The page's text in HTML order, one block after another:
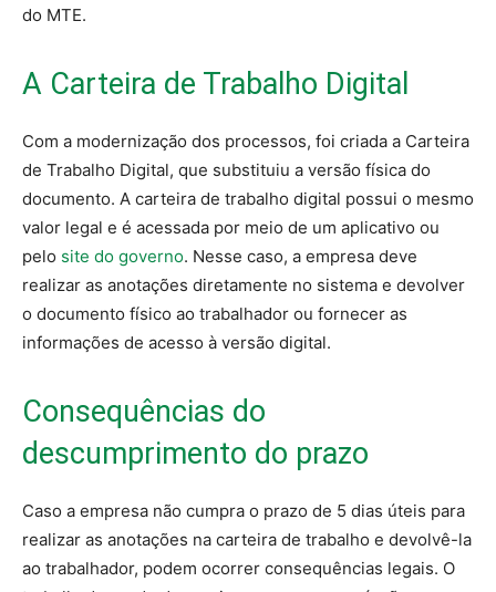
do MTE.
A Carteira de Trabalho Digital
Com a modernização dos processos, foi criada a Carteira
de Trabalho Digital, que substituiu a versão física do
documento. A carteira de trabalho digital possui o mesmo
valor legal e é acessada por meio de um aplicativo ou
pelo site do governo. Nesse caso, a empresa deve
realizar as anotações diretamente no sistema e devolver
o documento físico ao trabalhador ou fornecer as
informações de acesso à versão digital.
Consequências do
descumprimento do prazo
Caso a empresa não cumpra o prazo de 5 dias úteis para
realizar as anotações na carteira de trabalho e devolvê-la
ao trabalhador, podem ocorrer consequências legais. O